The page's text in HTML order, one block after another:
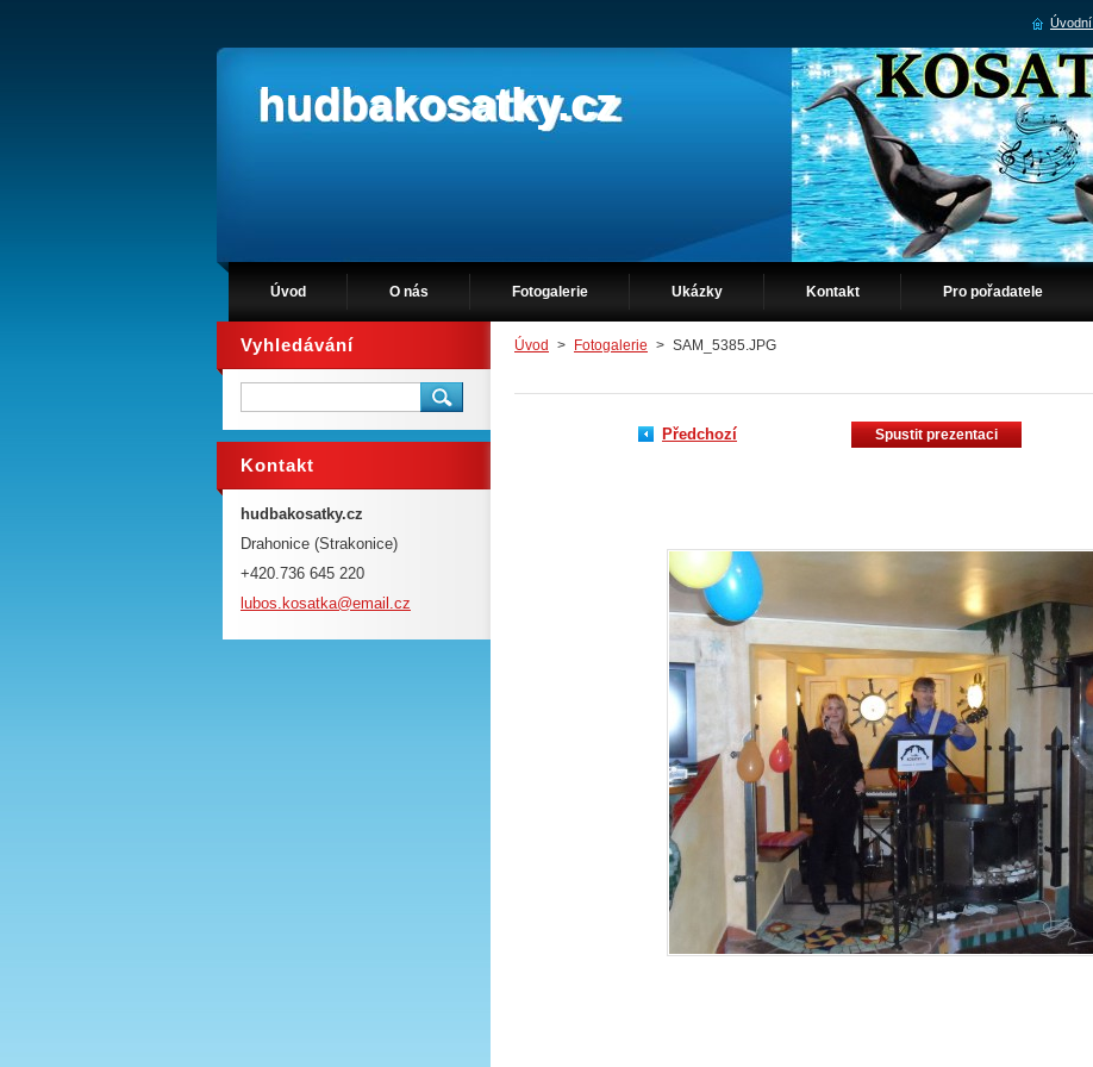
hudbakosatky.cz
Úvod O nás Fotogalerie Ukázky Kontakt Pro pořadatele
Úvod > Fotogalerie > SAM_5385.JPG
Předchozí Spustit prezentaci
Vyhledávání
Kontakt
hudbakosatky.cz
Drahonice (Strakonice)
+420.736 645 220
lubos.kosatka@email.cz